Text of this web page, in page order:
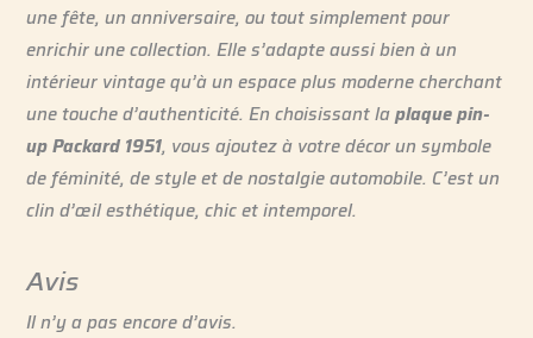
une fête, un anniversaire, ou tout simplement pour
enrichir une collection. Elle s’adapte aussi bien à un
intérieur vintage qu’à un espace plus moderne cherchant
une touche d’authenticité. En choisissant laplaque pin-
up Packard 1951, vous ajoutez à votre décor un symbole
de féminité, de style et de nostalgie automobile. C’est un
clin d’œil esthétique, chic et intemporel.
Avis
Il n’y a pas encore d’avis.